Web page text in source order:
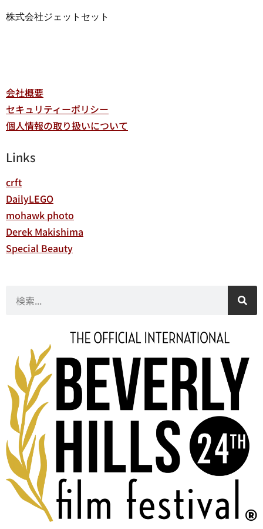
株式会社ジェットセット
会社概要
セキュリティーポリシー
個人情報の取り扱いについて
Links
crft
DailyLEGO
mohawk photo
Derek Makishima
Special Beauty